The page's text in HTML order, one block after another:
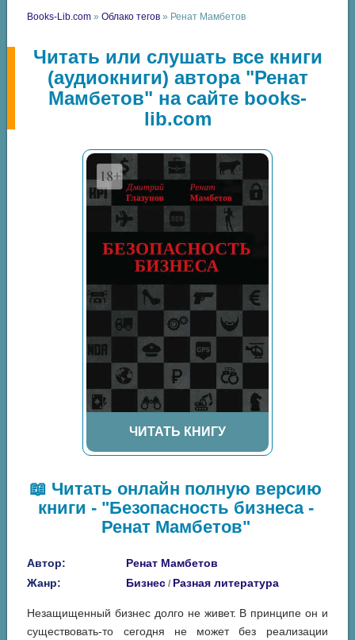
Books-Lib.com »Облако тегов » Ренат Мамбетов
Читать или слушать все книги
(аудиокниги) автора "Ренат
Мамбетов" на сайте books-
lib.com
ЧИТАТЬ КНИГУ
📖 Читать онлайн полную версию
книги - "Безопасность бизнеса -
Ренат Мамбетов"
Автор:
Ренат Мамбетов
Жанр:
Бизнес / Разная литература
Незащищенный бизнес долго не живет. В принципе он и
существовать-то сегодня не может без реализации